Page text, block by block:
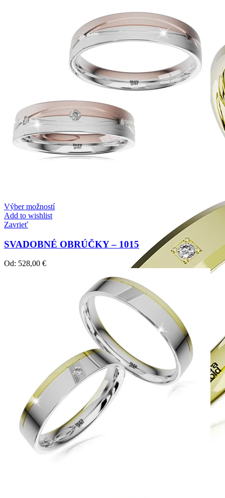
Výber možností
Add to wishlist
Zavrieť
SVADOBNÉ OBRÚČKY – 1015
Od: 528,00 €